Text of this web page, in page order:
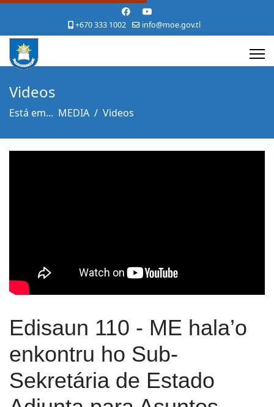
+670 333 1002 info@moe.gov.tl
Videos
Está em... MEDIA Videos
Edisaun 110 - ME hala’o
enkontru ho Sub-
Sekretária de Estado